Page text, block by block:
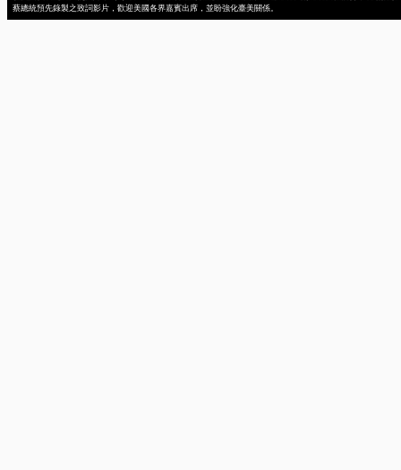
蔡總統預先錄製之致詞影片，歡迎美國各界嘉賓出席，並盼強化臺美關係。